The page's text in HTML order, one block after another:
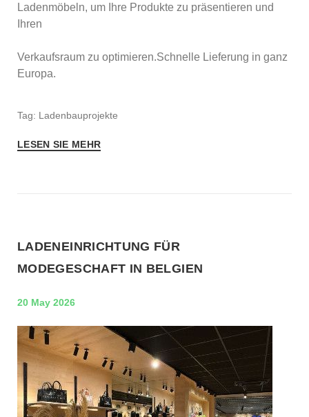
Ladenmöbeln, um Ihre Produkte zu präsentieren und
Ihren
Verkaufsraum zu optimieren.Schnelle Lieferung in ganz
Europa.
Tag: Ladenbauprojekte
LESEN SIE MEHR
LADENEINRICHTUNG FÜR
MODEGESCHAFT IN BELGIEN
20 May 2026